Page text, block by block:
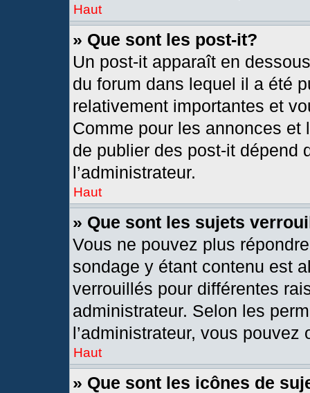
Haut
» Que sont les post-it?
Un post-it apparaît en
du forum dans lequel il a été
relativement importantes et
Comme pour les annonces
de publier des post-it dépend
l’administrateur.
Haut
» Que sont les sujets
Vous ne pouvez plus
sondage y étant contenu est
verrouillés pour différentes
administrateur. Selon les
l’administrateur, vous
Haut
» Que sont les icônes de